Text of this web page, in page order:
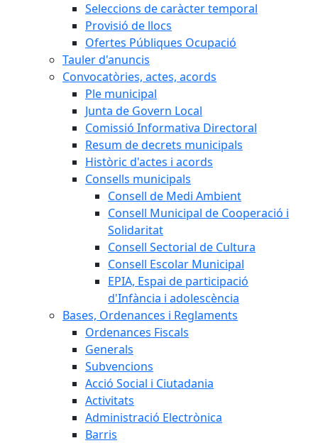
Seleccions de caràcter temporal
Provisió de llocs
Ofertes Públiques Ocupació
Tauler d'anuncis
Convocatòries, actes, acords
Ple municipal
Junta de Govern Local
Comissió Informativa Directoral
Resum de decrets municipals
Històric d'actes i acords
Consells municipals
Consell de Medi Ambient
Consell Municipal de Cooperació i
Solidaritat
Consell Sectorial de Cultura
Consell Escolar Municipal
EPIA, Espai de participació
d'Infància i adolescència
Bases, Ordenances i Reglaments
Ordenances Fiscals
Generals
Subvencions
Acció Social i Ciutadania
Activitats
Administració Electrònica
Barris